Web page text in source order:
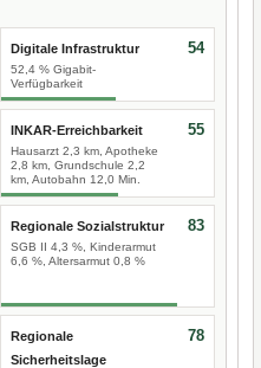
Digitale Infrastruktur
52,4 % Gigabit-
Verfügbarkeit
54
INKAR-Erreichbarkeit
Hausarzt 2,3 km, Apotheke
2,8 km, Grundschule 2,2
km, Autobahn 12,0 Min.
55
Regionale Sozialstruktur
SGB II 4,3 %, Kinderarmut
6,6 %, Altersarmut 0,8 %
83
Regionale
Sicherheitslage
78